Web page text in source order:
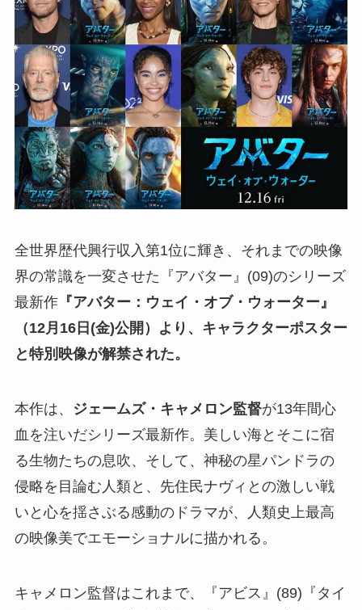
全世界歴代興行収入第1位に輝き、それまでの映像
界の常識を一変させた『アバター』(09)のシリーズ
最新作『アバター：ウェイ・オブ・ウォーター』
（12月16日(金)公開）より、キャラクターポスター
と特別映像が解禁された。
本作は、 ジェームズ・キャメロン監督が13年間心
血を注いだシリーズ最新作。美しい海とそこに宿
る生物たちの息吹、そして、神秘の星パンドラの
侵略を目論む人類と、先住民ナヴィとの激しい戦
いと心を揺さぶる感動のドラマが、人類史上最高
の映像美でエモーショナルに描かれる。
キャメロン監督はこれまで、『アビス』(89)『タイ